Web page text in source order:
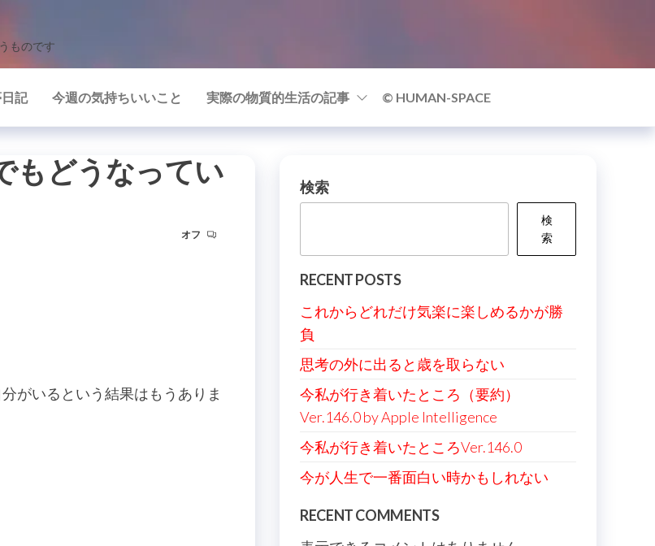
ものです
記 今週の気持ちいいこと 実際の物質的生活の記事 © HUMAN-SPACE
もどうなってい
オフ
がいるという結果はもうありま
検索
検
索
RECENT POSTS
これからどれだけ気楽に楽しめるかが勝
負
思考の外に出ると歳を取らない
今私が行き着いたところ（要約）
Ver.146.0 by Apple Intelligence
今私が行き着いたところVer.146.0
今が人生で一番面白い時かもしれない
RECENT COMMENTS